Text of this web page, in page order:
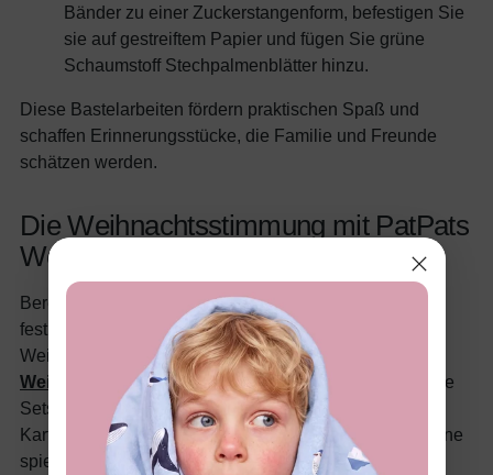
Bänder zu einer Zuckerstangenform, befestigen Sie
sie auf gestreiftem Papier und fügen Sie grüne
Schaumstoff Stechpalmenblätter hinzu.
Diese Bastelarbeiten fördern praktischen Spaß und
schaffen Erinnerungsstücke, die Familie und Freunde
schätzen werden.
Die Weihnachtsstimmung mit PatPats
Weihnachtspyjamas steigern
Bereichern Sie die Bastelstunden Ihrer Familie mit
festlicher Kleidung von PatPat, ideal, um eine fröhliche
Weihnachtsatmosphäre zu schaffen. Ihre
Weihnachtspyjamasbieten gemütliche, atmungsaktive
Sets für Kinder und Erwachsene, perfekt für nächtliche
Kartenbastelarbeiten oder festliche Filmabende. Für eine
spielerische Note sorgen ihre lustigen